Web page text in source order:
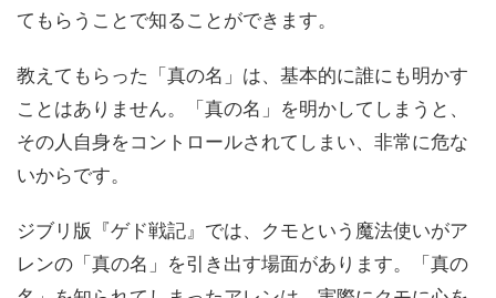
てもらうことで知ることができます。
教えてもらった「真の名」は、基本的に誰にも明かす
ことはありません。「真の名」を明かしてしまうと、
その人自身をコントロールされてしまい、非常に危な
いからです。
ジブリ版『ゲド戦記』では、クモという魔法使いがア
レンの「真の名」を引き出す場面があります。「真の